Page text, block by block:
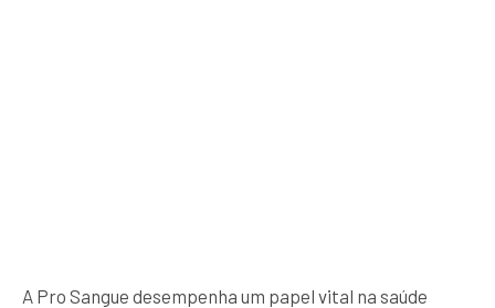
A Pro Sangue desempenha um papel vital na saúde